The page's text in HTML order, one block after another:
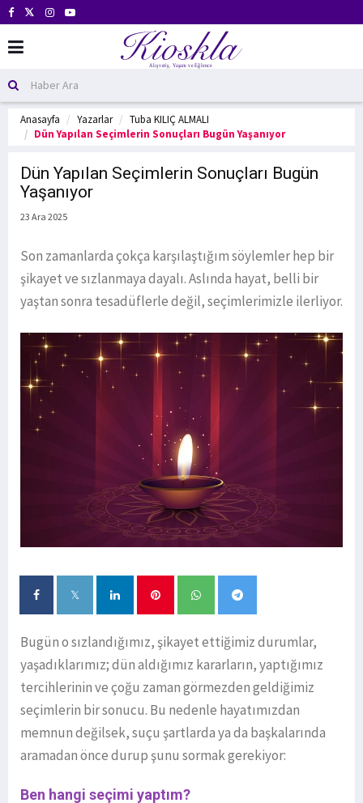
Anasayfa Yazarlar
Tuba KILIÇ ALMALI
Dün Yapılan Seçimlerin Sonuçları Bugün Yaşanıyor
Dün Yapılan Seçimlerin Sonuçları Bugün
Yaşanıyor
23 Ara 2025
Son zamanlarda çokça karşılaştığım söylemler hep bir
şikayet ve sızlanmaya dayalı. Aslında hayat, belli bir
yaştan sonra tesadüflerle değil, seçimlerimizle ilerliyor.
Bugün o sızlandığımız, şikayet ettiğimiz durumlar,
yaşadıklarımız; dün aldığımız kararların, yaptığımız
tercihlerinin ve çoğu zaman görmezden geldiğimiz
seçimlerin bir sonucu. Bu nedenle hayatımızdan
memnun değilsek, suçu şartlarda ya da başkalarında
aramadan önce durup şunu sormak gerekiyor:
Ben hangi seçimi yaptım?